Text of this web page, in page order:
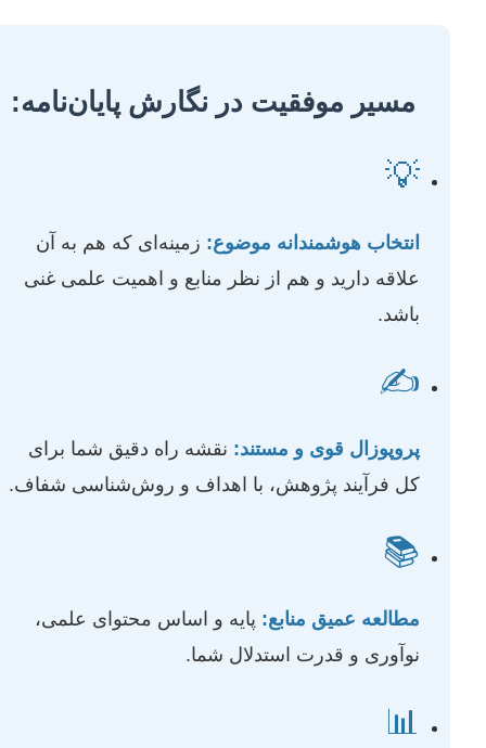
مسیر موفقیت در نگارش پایان‌نامه:
💡
انتخاب هوشمندانه موضوع:زمینه‌ای که هم به آن
علاقه دارید و هم از نظر منابع و اهمیت علمی غنی
باشد.
✍️
پروپوزال قوی و مستند:نقشه راه دقیق شما برای
کل فرآیند پژوهش، با اهداف و روش‌شناسی شفاف.
📚
مطالعه عمیق منابع:پایه و اساس محتوای علمی،
نوآوری و قدرت استدلال شما.
📊